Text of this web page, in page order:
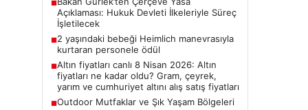
■
Açıklaması: Hukuk Devleti İlkeleriyle Süreç
İşletilecek
■2 yaşındaki bebeği Heimlich manevrasıyla
kurtaran personele ödül
■Altın fiyatları canlı 8 Nisan 2026: Altın
fiyatları ne kadar oldu? Gram, çeyrek,
yarım ve cumhuriyet altını alış satış fiyatları
■Outdoor Mutfaklar ve Şık Yaşam Bölgeleri